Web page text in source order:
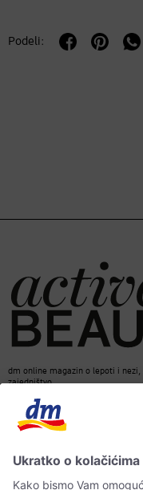
Podeli:
dm online magazin o lepoti i nezi,
zajedništvo.